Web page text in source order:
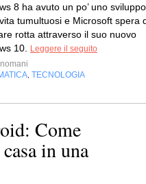
8 ha avuto un po’ uno sviluppo
tumultuosi e Microsoft spera
rotta attraverso il suo nuovo
10.
Leggere il seguito
TECNOLOGIA
Come
in una